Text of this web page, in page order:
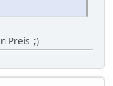
Preis ;)